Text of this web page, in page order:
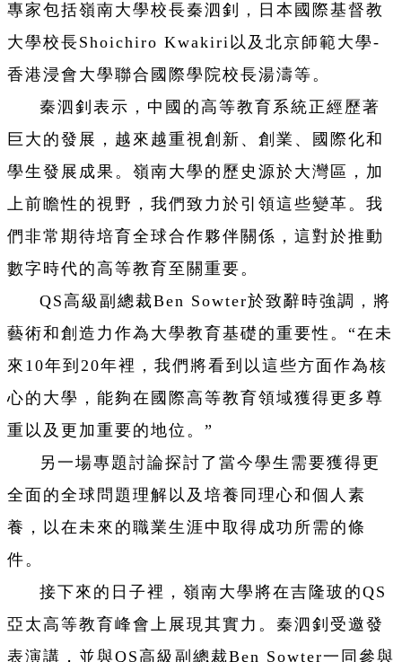
專家包括嶺南大學校長秦泗釗，日本國際基督教
大學校長Shoichiro Kwakiri以及北京師範大學-
香港浸會大學聯合國際學院校長湯濤等。
秦泗釗表示，中國的高等教育系統正經歷著
巨大的發展，越來越重視創新、創業、國際化和
學生發展成果。嶺南大學的歷史源於大灣區，加
上前瞻性的視野，我們致力於引領這些變革。我
們非常期待培育全球合作夥伴關係，這對於推動
數字時代的高等教育至關重要。
QS高級副總裁Ben Sowter於致辭時強調，將
藝術和創造力作為大學教育基礎的重要性。“在未
來10年到20年裡，我們將看到以這些方面作為核
心的大學，能夠在國際高等教育領域獲得更多尊
重以及更加重要的地位。”
另一場專題討論探討了當今學生需要獲得更
全面的全球問題理解以及培養同理心和個人素
養，以在未來的職業生涯中取得成功所需的條
件。
接下來的日子裡，嶺南大學將在吉隆玻的QS
亞太高等教育峰會上展現其實力。秦泗釗受邀發
表演講，並與QS高級副總裁Ben Sowter一同參與